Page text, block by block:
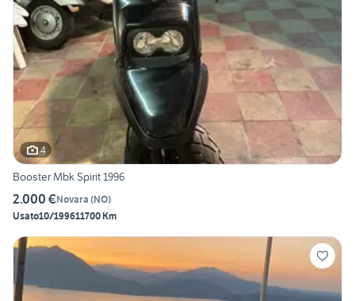
4
Booster Mbk Spirit 1996
2.000 €Novara (NO)
Usato10/199611700 Km